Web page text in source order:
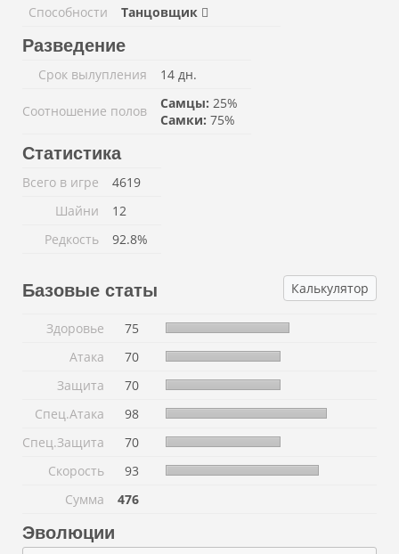
Способности
Танцовщик
Разведение
Срок вылупления 14 дн.
Соотношение полов Самцы: 25%
Самки: 75%
Статистика
Всего в игре
4619
Шайни
12
Редкость
92.8%
Базовые статы Калькулятор
Здоровье
75
Атака
70
Защита
70
Спец.Атака
98
Спец.Защита
70
Скорость
93
Сумма
476
Эволюции